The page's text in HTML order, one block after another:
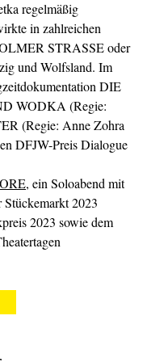
regelmäßig
in zahlreichen
STRASSE oder
und Wolfsland. Im
DIE
WODKA (Regie:
(Regie: Anne Zohra
DFJW-Preis Dialogue
, ein Soloabend mit
2023
2023 sowie dem